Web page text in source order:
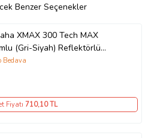
Brandası Lux Serisi
kargoda zarar
tarafınıza ulaştırılır. %100
Benzer Seçenekler
XMAX 300 Tech MAX
(Gri-Siyah) Reflektörlü
Brandası,Motor Branda
Bedava
Fiyatı 710,10 TL